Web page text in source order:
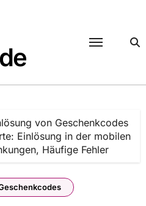
von Geschenkcodes
Einlösung in der mobilen
Häufige Fehler